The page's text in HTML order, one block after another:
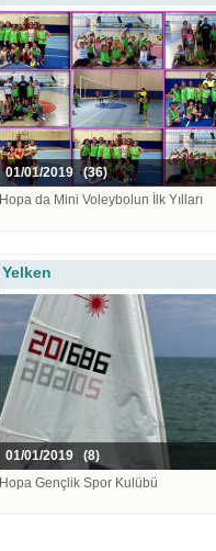
01/01/2019 (36)
Hopa da Mini Voleybolun İlk Yılları
Yelken
01/01/2019 (8)
Hopa Gençlik Spor Kulübü